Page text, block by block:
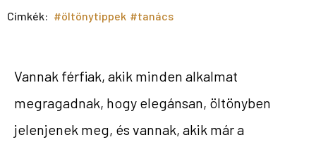
Címkék: #öltönytippek #tanács
Vannak férfiak, akik minden alkalmat
megragadnak, hogy elegánsan, öltönyben
jelenjenek meg, és vannak, akik már a